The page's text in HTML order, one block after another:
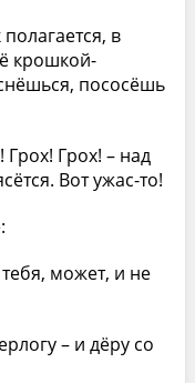
в
крошкой-
пососёшь
Грох! Грох! – над
Вот ужас-то!
может, и не
– и дёру со